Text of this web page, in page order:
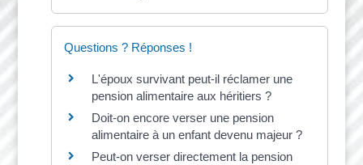
Questions ? Réponses !
L'époux survivant peut-il réclamer une
pension alimentaire aux héritiers ?
Doit-on encore verser une pension
alimentaire à un enfant devenu majeur ?
Peut-on verser directement la pension